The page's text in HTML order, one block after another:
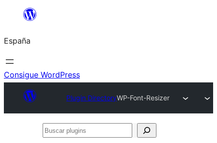
Saltar
contenido
España
Consigue WordPress
Plugin DirectoryWP-Font-Resizer
Buscar